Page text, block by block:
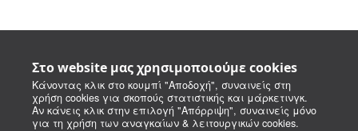
Στο website μας χρησιμοποιούμε cookies
Κάνοντας κλικ στο κουμπί "Αποδοχή", συναινείς στη
χρήση cookies για σκοπούς στατιστικής και μάρκετινγκ.
Αν κάνεις κλικ στην επιλογή "Απόρριψη", συναινείς μόνο
για τη χρήση των αναγκαίων & λειτουργικών cookies.